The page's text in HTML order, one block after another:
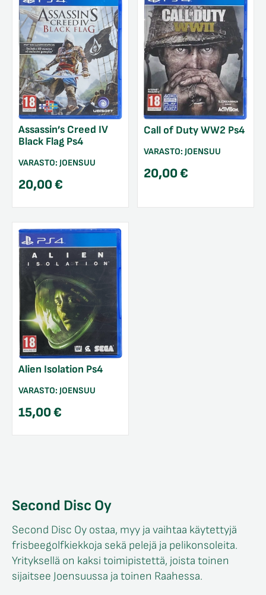
Assassin’s Creed IV
Black Flag Ps4
VARASTO: JOENSUU
20,00€
Call of Duty WW2 Ps4
VARASTO: JOENSUU
20,00€
Alien Isolation Ps4
VARASTO: JOENSUU
15,00€
Second Disc Oy
Second Disc Oy ostaa, myy ja vaihtaa käytettyjä
frisbeegolfkiekkoja sekä pelejä ja pelikonsoleita.
Yrityksellä on kaksi toimipistettä, joista toinen
sijaitsee Joensuussa ja toinen Raahessa.